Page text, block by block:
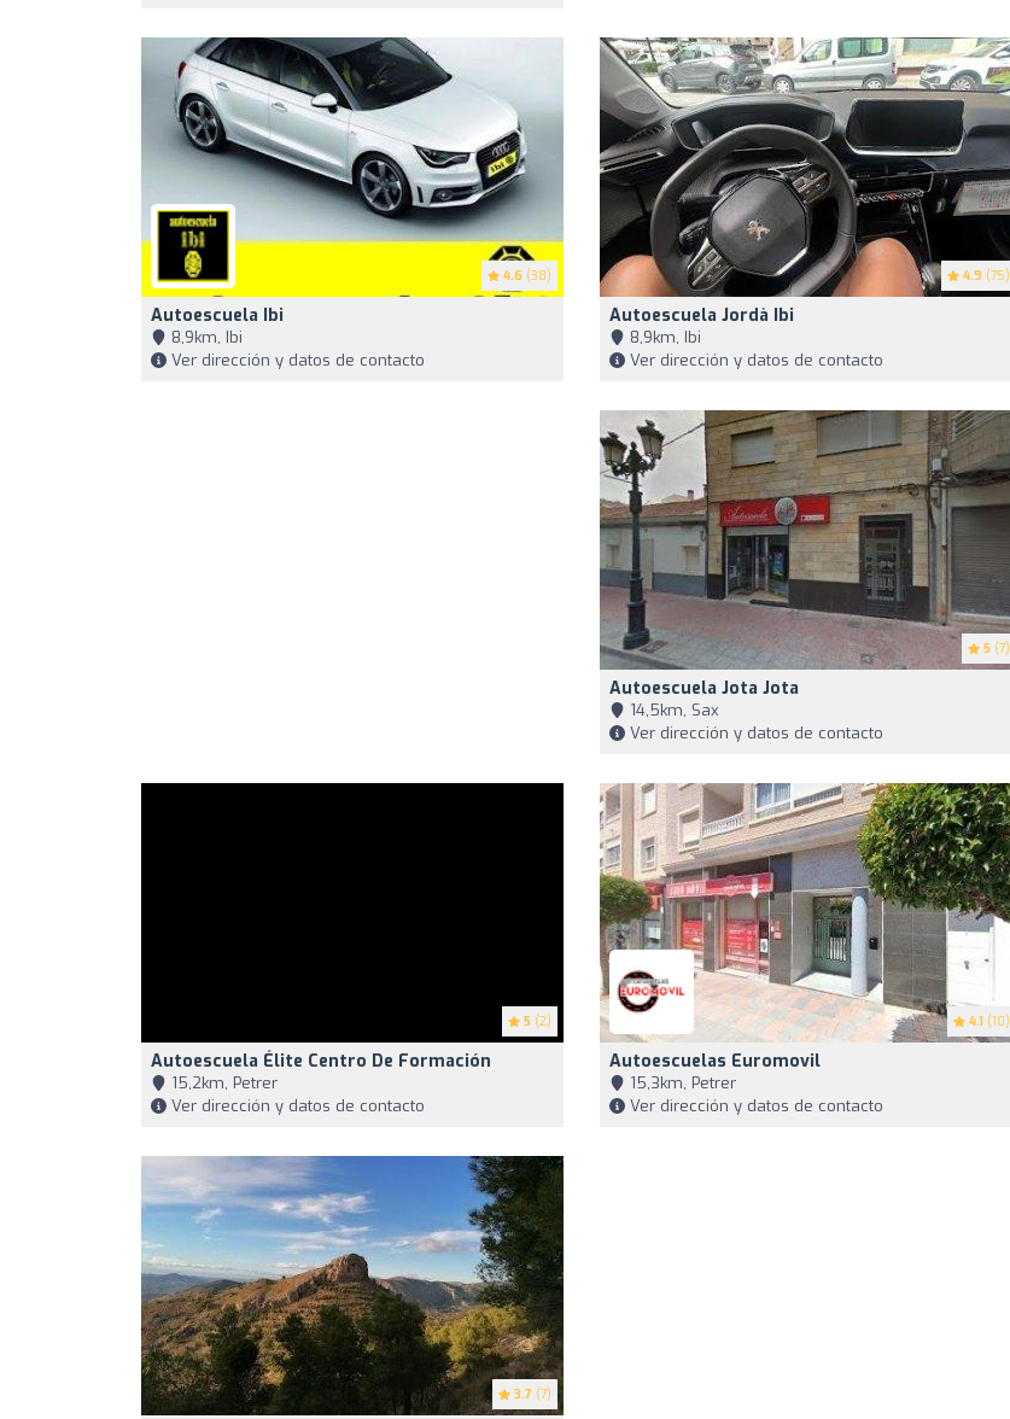
4.6 (38)
Autoescuela Ibi
8,9km, Ibi
Ver dirección y datos de contacto
4.9 (75)
Autoescuela Jordà Ibi
8,9km, Ibi
Ver dirección y datos de contacto
5 (7)
Autoescuela Jota Jota
14,5km, Sax
Ver dirección y datos de contacto
5 (2)
Autoescuela Élite Centro De Formación
15,2km, Petrer
Ver dirección y datos de contacto
4.1 (10)
Autoescuelas Euromovil
15,3km, Petrer
Ver dirección y datos de contacto
3.7 (7)